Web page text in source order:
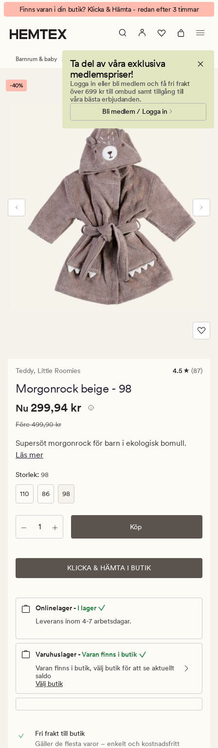
Teddy
morgonrock
beige
Animerad
banner.
Klicka
på
att
pausa.
Finns varan i din butik? Klicka & Hämta - redan efter 3 timmar
Ta del av våra exklusiva
medlemspriser!
Logga in eller bli medlem och få fri frakt
över 699 kr till ombud samt tillgång till
våra bästa erbjudanden.
Bli medlem / Logga in
Barnrum & baby Morgonrockar barn
-40%
Teddy, Little Roomies
87
4.5 (87)
Morgonrock beige - 98
Nuvarande
299,94
kr.
Ordinarie
499,90
kr
Nuvarande pris
Nu 299,94 kr
Ordinarie pris 499,90 kr
Före499,90 kr
Supersöt morgonrock för barn i ekologisk bomull.
Läs mer
Storlek: 98
110 86 98
Antal Köp
KLICKA & HÄMTA I BUTIK
Onlinelager - I lager
Leverans inom 4-7 arbetsdagar.
Varuhuslager -Varan finns i butik
Varan finns i butik, välj butik för att se aktuellt
saldo
Välj butik
Fri frakt till butik
Gäller de flesta varor – enkelt och kostnadsfritt